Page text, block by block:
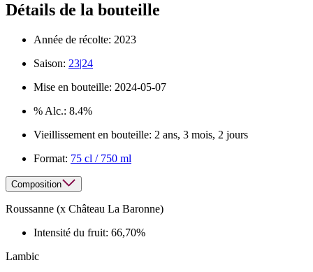
Détails de la bouteille
Année de récolte: 2023
Saison: 23|24
Mise en bouteille: 2024-05-07
% Alc.: 8.4%
Vieillissement en bouteille: 2 ans, 3 mois, 2 jours
Format: 75 cl / 750 ml
Composition
Roussanne (x Château La Baronne)
Intensité du fruit: 66,70%
Lambic